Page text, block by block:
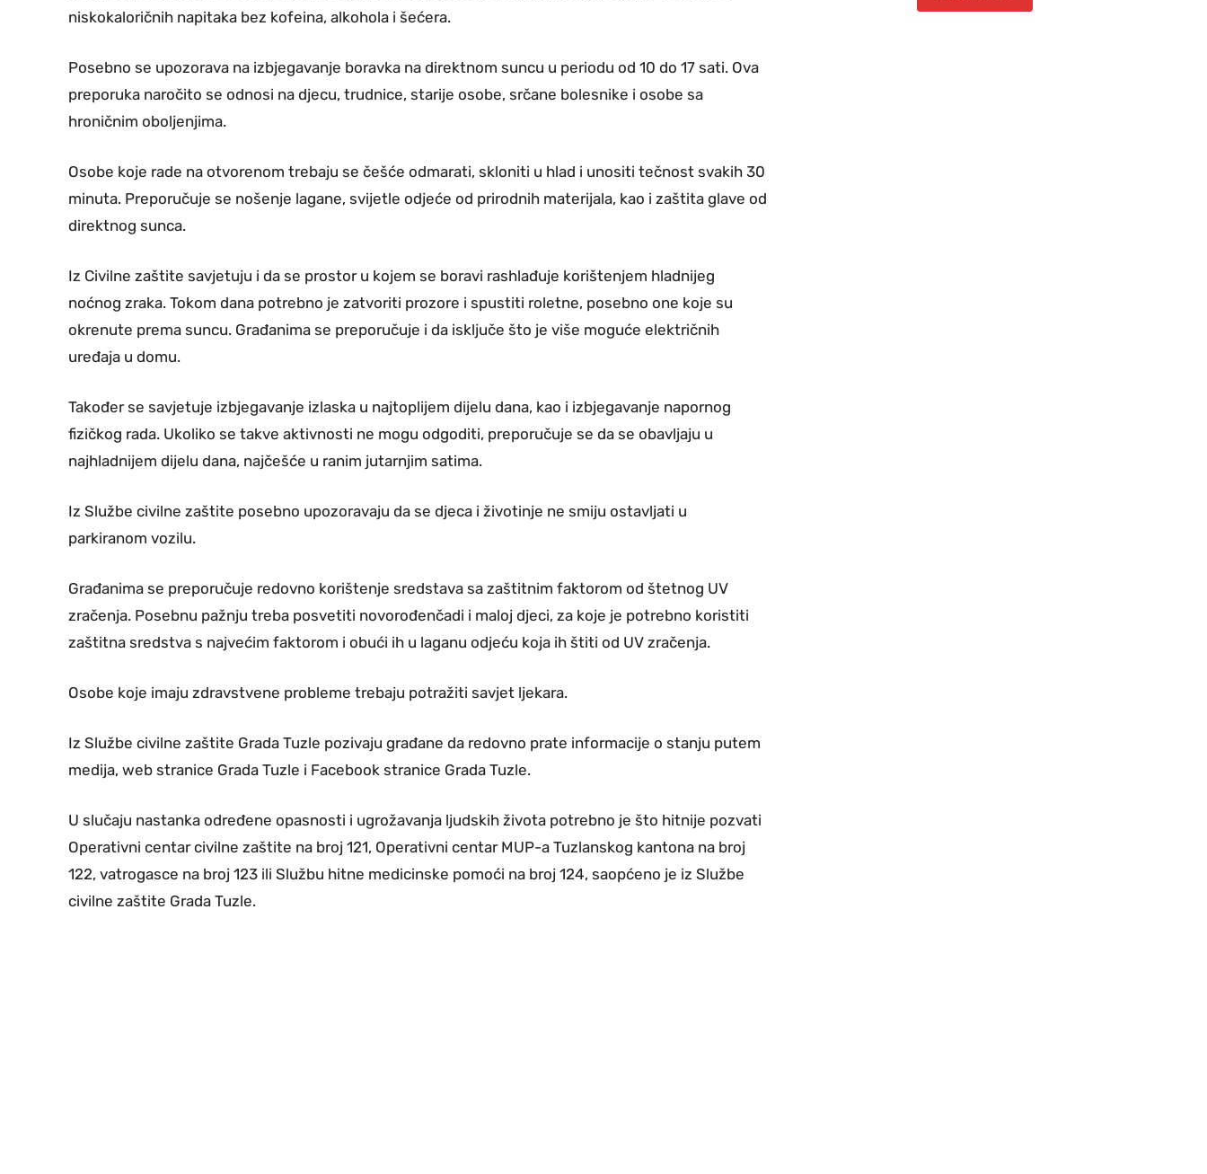
niskokaloričnih napitaka bez kofeina, alkohola i šećera.
Posebno se upozorava na izbjegavanje boravka na direktnom suncu u periodu od 10 do 17 sati. Ova
preporuka naročito se odnosi na djecu, trudnice, starije osobe, srčane bolesnike i osobe sa
hroničnim oboljenjima.
Osobe koje rade na otvorenom trebaju se češće odmarati, skloniti u hlad i unositi tečnost svakih 30
minuta. Preporučuje se nošenje lagane, svijetle odjeće od prirodnih materijala, kao i zaštita glave od
direktnog sunca.
Iz Civilne zaštite savjetuju i da se prostor u kojem se boravi rashlađuje korištenjem hladnijeg
noćnog zraka. Tokom dana potrebno je zatvoriti prozore i spustiti roletne, posebno one koje su
okrenute prema suncu. Građanima se preporučuje i da isključe što je više moguće električnih
uređaja u domu.
Također se savjetuje izbjegavanje izlaska u najtoplijem dijelu dana, kao i izbjegavanje napornog
fizičkog rada. Ukoliko se takve aktivnosti ne mogu odgoditi, preporučuje se da se obavljaju u
najhladnijem dijelu dana, najčešće u ranim jutarnjim satima.
Iz Službe civilne zaštite posebno upozoravaju da se djeca i životinje ne smiju ostavljati u
parkiranom vozilu.
Građanima se preporučuje redovno korištenje sredstava sa zaštitnim faktorom od štetnog UV
zračenja. Posebnu pažnju treba posvetiti novorođenčadi i maloj djeci, za koje je potrebno koristiti
zaštitna sredstva s najvećim faktorom i obući ih u laganu odjeću koja ih štiti od UV zračenja.
Osobe koje imaju zdravstvene probleme trebaju potražiti savjet ljekara.
Iz Službe civilne zaštite Grada Tuzle pozivaju građane da redovno prate informacije o stanju putem
medija, web stranice Grada Tuzle i Facebook stranice Grada Tuzle.
U slučaju nastanka određene opasnosti i ugrožavanja ljudskih života potrebno je što hitnije pozvati
Operativni centar civilne zaštite na broj 121, Operativni centar MUP-a Tuzlanskog kantona na broj
122, vatrogasce na broj 123 ili Službu hitne medicinske pomoći na broj 124, saopćeno je iz Službe
civilne zaštite Grada Tuzle.